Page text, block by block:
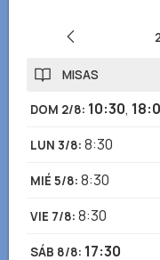
MISAS
DOM 2/8: 10:30,
LUN 3/8: 8:30
MIÉ 5/8: 8:30
VIE 7/8: 8:30
SÁB 8/8: 17:30